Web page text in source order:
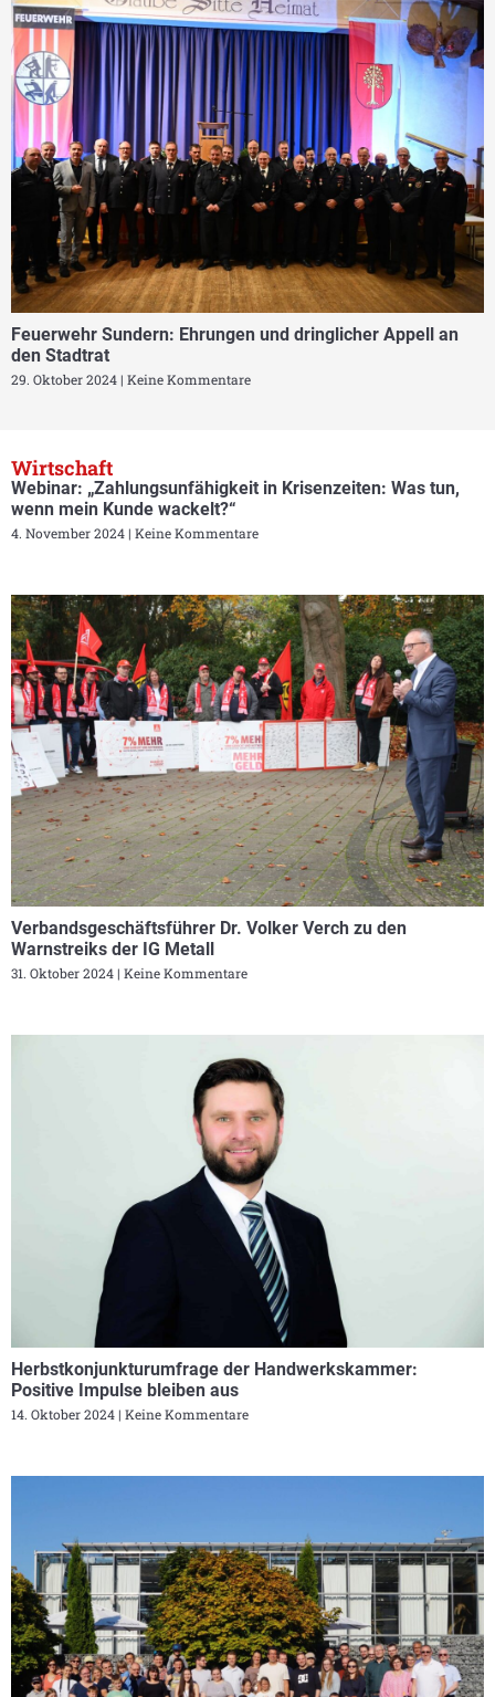
Feuerwehr Sundern: Ehrungen und dringlicher Appell an
den Stadtrat
29. Oktober 2024 Keine Kommentare
Wirtschaft
Webinar: „Zahlungsunfähigkeit in Krisenzeiten: Was tun,
wenn mein Kunde wackelt?“
4. November 2024 Keine Kommentare
Verbandsgeschäftsführer Dr. Volker Verch zu den
Warnstreiks der IG Metall
31. Oktober 2024 Keine Kommentare
Herbstkonjunkturumfrage der Handwerkskammer:
Positive Impulse bleiben aus
14. Oktober 2024 Keine Kommentare